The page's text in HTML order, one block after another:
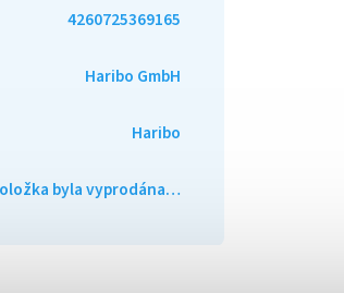
4260725369165
Haribo GmbH
Haribo
byla vyprodána…